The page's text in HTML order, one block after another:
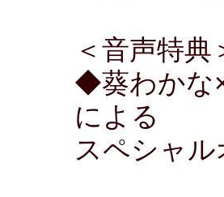
＜音声特典
◆葵わかな
による
スペシャ